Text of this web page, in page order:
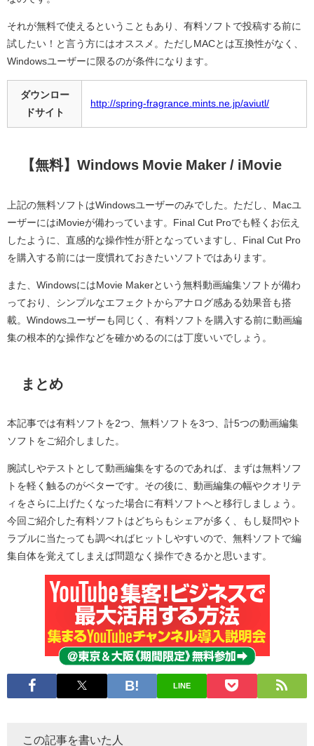
それが無料で使えるということもあり、有料ソフトで投稿する前に
試したい！と言う方にはオススメ。ただしMACとは互換性がなく、
Windowsユーザーに限るのが条件になります。
ダウンロー
ドサイト
http://spring-fragrance.mints.ne.jp/aviutl/
【無料】Windows Movie Maker / iMovie
上記の無料ソフトはWindowsユーザーのみでした。ただし、Macユ
ーザーにはiMovieが備わっています。Final Cut Proでも軽くお伝え
したように、直感的な操作性が肝となっていますし、Final Cut Pro
を購入する前には一度慣れておきたいソフトではあります。
また、WindowsにはMovie Makerという無料動画編集ソフトが備わ
っており、シンプルなエフェクトからアナログ感ある効果音も搭
載。Windowsユーザーも同じく、有料ソフトを購入する前に動画編
集の根本的な操作などを確かめるのには丁度いいでしょう。
まとめ
本記事では有料ソフトを2つ、無料ソフトを3つ、計5つの動画編集
ソフトをご紹介しました。
腕試しやテストとして動画編集をするのであれば、まずは無料ソフ
トを軽く触るのがベターです。その後に、動画編集の幅やクオリテ
ィをさらに上げたくなった場合に有料ソフトへと移行しましょう。
今回ご紹介した有料ソフトはどちらもシェアが多く、もし疑問やト
ラブルに当たっても調べればヒットしやすいので、無料ソフトで編
集自体を覚えてしまえば問題なく操作できるかと思います。
LINE
この記事を書いた人